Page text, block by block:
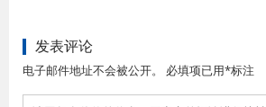
发表评论
电子邮件地址不会被公开。 必填项已用*标注